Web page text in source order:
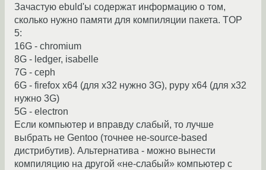
Зачастую ebuld'ы содержат информацию о том,
сколько нужно памяти для компиляции пакета. TOP
5:
16G - chromium
8G - ledger, isabelle
7G - ceph
6G - firefox x64 (для x32 нужно 3G), pypy x64 (для x32
нужно 3G)
5G - electron
Если компьютер и вправду слабый, то лучше
выбрать не Gentoo (точнее не-source-based
дистрибутив). Альтернатива - можно вынести
компиляцию на другой «не-слабый» компьютер с